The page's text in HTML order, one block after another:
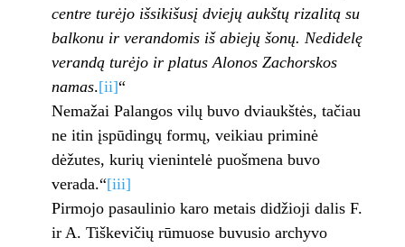
centre turėjo išsikišusį dviejų aukštų rizalitą su
balkonu ir verandomis iš abiejų šonų. Nedidelę
verandą turėjo ir platus Alonos Zachorskos
namas.[ii]“
Nemažai Palangos vilų buvo dviaukštės, tačiau
ne itin įspūdingų formų, veikiau priminė
dėžutes, kurių vienintelė puošmena buvo
verada.“[iii]
Pirmojo pasaulinio karo metais didžioji dalis F.
ir A. Tiškevičių rūmuose buvusio archyvo